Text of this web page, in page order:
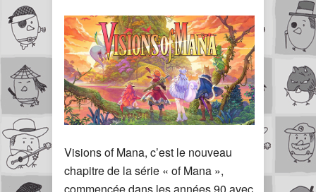
Visions of Mana, c’est le nouveau
chapitre de la série « of Mana »,
commencée dans les années 90 avec